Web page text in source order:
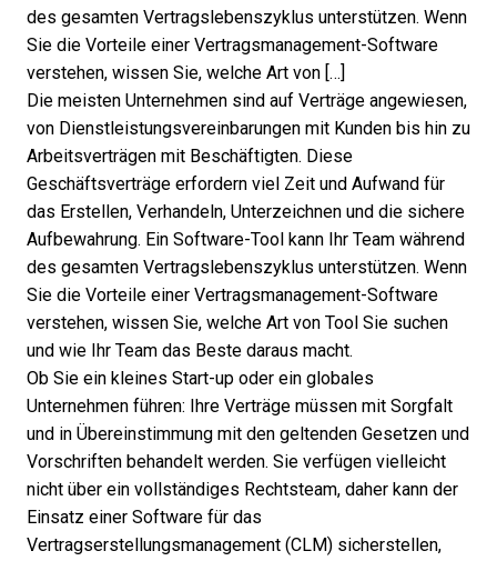
des gesamten Vertragslebenszyklus unterstützen. Wenn
Sie die Vorteile einer Vertragsmanagement-Software
verstehen, wissen Sie, welche Art von […]
Die meisten Unternehmen sind auf Verträge angewiesen,
von Dienstleistungsvereinbarungen mit Kunden bis hin zu
Arbeitsverträgen mit Beschäftigten. Diese
Geschäftsverträge erfordern viel Zeit und Aufwand für
das Erstellen, Verhandeln, Unterzeichnen und die sichere
Aufbewahrung. Ein Software-Tool kann Ihr Team während
des gesamten Vertragslebenszyklus unterstützen. Wenn
Sie die Vorteile einer Vertragsmanagement-Software
verstehen, wissen Sie, welche Art von Tool Sie suchen
und wie Ihr Team das Beste daraus macht.
Ob Sie ein kleines Start-up oder ein globales
Unternehmen führen: Ihre Verträge müssen mit Sorgfalt
und in Übereinstimmung mit den geltenden Gesetzen und
Vorschriften behandelt werden. Sie verfügen vielleicht
nicht über ein vollständiges Rechtsteam, daher kann der
Einsatz einer Software für das
Vertragserstellungsmanagement (CLM) sicherstellen,